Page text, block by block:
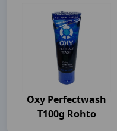
Oxy Perfectwash
T100g Rohto